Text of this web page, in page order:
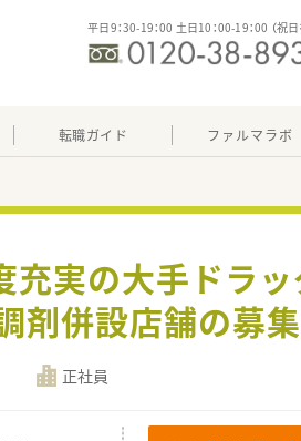
平日9：30-19：00 土日10：00-19：00 （祝
転職ガイド ファルマラボ
充実の大手ドラ
剤併設店舗の募
正社員